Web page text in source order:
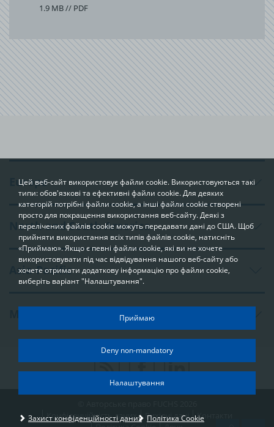
Цей веб-сайт використовує файли cookie. Використовуються такі
типи: обов'язкові та ефективні файли cookie. Для деяких
категорій потрібні файли cookie, а інші файли cookie створені
просто для покращення використання веб-сайту. Деякі з
перелічених файлів cookie можуть передавати дані до США. Щоб
прийняти використання всіх типів файлів cookie, натисніть
«Приймаю». Якщо є певні файли cookie, які ви не хочете
використовувати під час відвідування нашого веб-сайту або
хочете отримати додаткову інформацію про файли cookie,
виберіть варіант "Налаштування".
In order to be able to optimally design and continuously improve
our websites, we use cookies. The data usually does not identify
you directly; however, it can help you to have a more
personalised Internet experience. Because we respect your
right to privacy, you can choose not to accept some types of
cookies. Click on the different categories on the left to learn
you select on this page are used each time you visit one of our
Приймаю
Deny non-mandatory
Налаштування
Захист конфіденційності даних Політика Cookie
1.9 MB // PDF
Europe
North and South America
Asia-Pacific
Middle East and Africa
Конфіденційність даних
Вихідні дані
Контакти